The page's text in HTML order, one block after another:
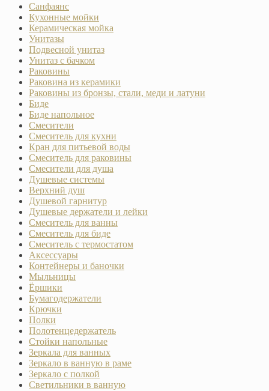
Санфаянс
Кухонные мойки
Керамическая мойка
Унитазы
Подвесной унитаз
Унитаз с бачком
Раковины
Раковина из керамики
Раковины из бронзы, стали, меди и латуни
Биде
Биде напольное
Смесители
Смеситель для кухни
Кран для питьевой воды
Смеситель для раковины
Смесители для душа
Душевые системы
Верхний душ
Душевой гарнитур
Душевые держатели и лейки
Смеситель для ванны
Смеситель для биде
Смеситель с термостатом
Аксессуары
Контейнеры и баночки
Мыльницы
Ёршики
Бумагодержатели
Крючки
Полки
Полотенцедержатель
Стойки напольные
Зеркала для ванных
Зеркало в ванную в раме
Зеркало с полкой
Светильники в ванную